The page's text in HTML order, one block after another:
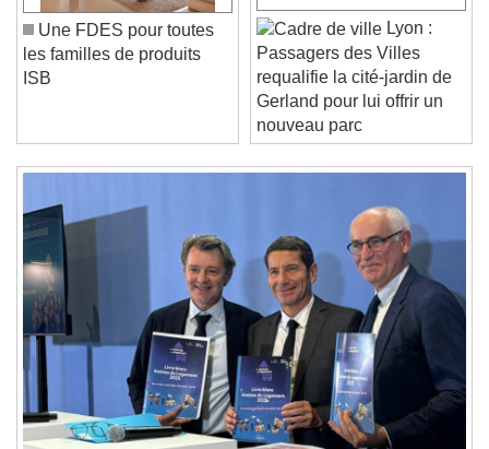
Unmute
Current Time
0:00
/
Seek to live, currently behind liveLIVE
Remaining Time-0:00
1x
Playback Rate
Chapters
Descriptions
descriptions off , selected
Subtitles
subtitles settings, opens subtitles
settings dialog
Une FDES pour toutes
les familles de produits
ISB
Lyon :
Passagers des Villes
requalifie la cité-jardin de
Gerland pour lui offrir un
nouveau parc